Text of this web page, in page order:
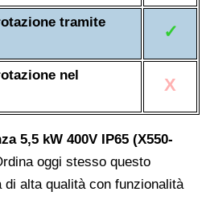
tramite
✓
nel
X
5,5 kW 400V IP65 (X550-
oggi stesso questo
alta qualità con funzionalità